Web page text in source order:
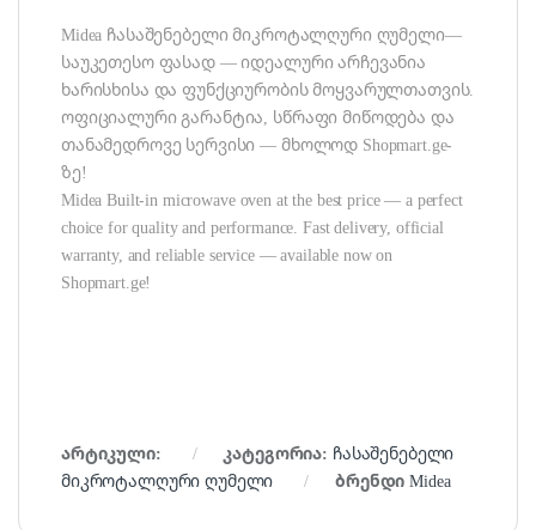
Midea ჩასაშენებელი მიკროტალღური ღუმელი—
საუკეთესო ფასად — იდეალური არჩევანია
ხარისხისა და ფუნქციურობის მოყვარულთათვის.
ოფიციალური გარანტია, სწრაფი მიწოდება და
თანამედროვე სერვისი — მხოლოდ Shopmart.ge-
ზე!
Midea Built-in microwave oven at the best price — a perfect
choice for quality and performance. Fast delivery, official
warranty, and reliable service — available now on
Shopmart.ge!
არტიკული: კატეგორია: ჩასაშენებელი
მიკროტალღური ღუმელი
ბრენდიMidea